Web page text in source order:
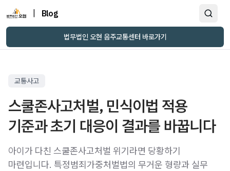
Blog
법무법인 오현 음주교통센터 바로가기
교통사고
스쿨존사고처벌, 민식이법 적용
기준과 초기 대응이 결과를 바꿉니다
아이가 다친 스쿨존사고처벌 위기라면 당황하기
마련입니다. 특정범죄가중처벌법의 무거운 형량과 실무